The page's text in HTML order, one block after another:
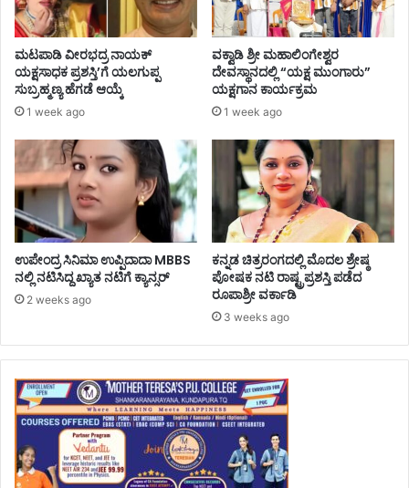
ಮಟಪಾಡಿ ವೀರಭದ್ರ ನಾಯಕ್
ಯಕ್ಷಸಾಧಕ ಪ್ರಶಸ್ತಿ’ಗೆ ಯಲಗುಪ್ಪ
ಸುಬ್ರಹ್ಮಣ್ಯ ಹೆಗಡೆ ಆಯ್ಕೆ
1 week ago
ವಕ್ವಾಡಿ ಶ್ರೀ ಮಹಾಲಿಂಗೇಶ್ವರ
ದೇವಸ್ಥಾನದಲ್ಲಿ “ಯಕ್ಷ ಮುಂಗಾರು”
ಯಕ್ಷಗಾನ ಕಾರ್ಯಕ್ರಮ
1 week ago
ಉಪೇಂದ್ರ ಸಿನಿಮಾ ಉಪ್ಪಿದಾದಾ MBBS
ನಲ್ಲಿ ನಟಿಸಿದ್ದ ಖ್ಯಾತ ನಟಿಗೆ ಕ್ಯಾನ್ಸರ್
2 weeks ago
ಕನ್ನಡ ಚಿತ್ರರಂಗದಲ್ಲಿ ಮೊದಲ ಶ್ರೇಷ್ಠ
ಪೋಷಕ ನಟಿ ರಾಷ್ಟ್ರಪ್ರಶಸ್ತಿ ಪಡೆದ
ರೂಪಾಶ್ರೀ ವರ್ಕಾಡಿ
3 weeks ago